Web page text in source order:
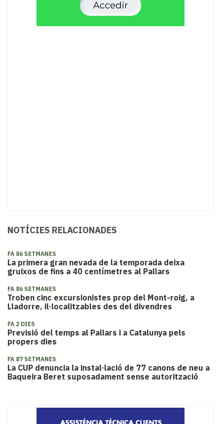
NOTÍCIES RELACIONADES
FA 86 SETMANES
La primera gran nevada de la temporada deixa
gruixos de fins a 40 centímetres al Pallars
FA 86 SETMANES
Troben cinc excursionistes prop del Mont-roig, a
Lladorre, il·localitzables des del divendres
FA 2 DIES
Previsió del temps al Pallars i a Catalunya pels
propers dies
FA 87 SETMANES
La CUP denuncia la instal·lació de 77 canons de neu a
Baqueira Beret suposadament sense autorització